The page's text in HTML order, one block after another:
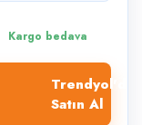
Kargo bedava
Trendyol'dan
Satın Al